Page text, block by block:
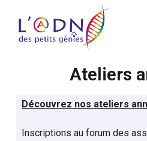
Ateliers
Découvrez nos ateliers
Inscriptions au forum des